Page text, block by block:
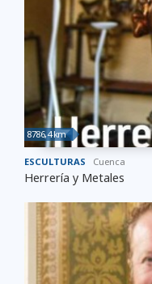
8786,4 km
ESCULTURAS Cuenca
Herrería y Metales